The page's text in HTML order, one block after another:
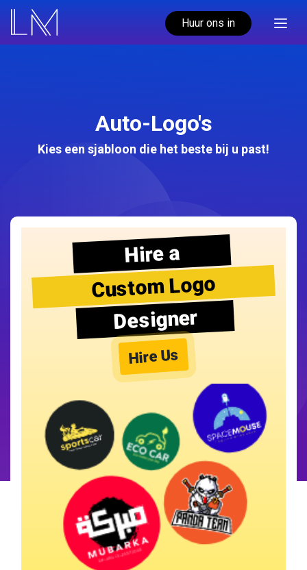
Huur ons in
Auto-Logo's
Kies een sjabloon die het beste bij u past!
Hire a
Custom Logo
Designer
Hire Us